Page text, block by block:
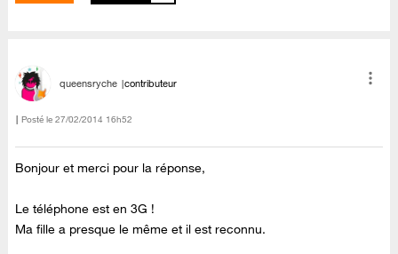
queensryche contributeur
Posté le ‎27/02/2014 16h52
Bonjour et merci pour la réponse,
Le téléphone est en 3G !
Ma fille a presque le même et il est reconnu.